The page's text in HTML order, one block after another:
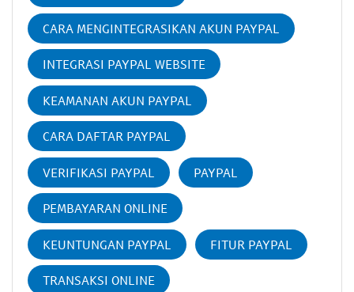
CARA MENGINTEGRASIKAN AKUN PAYPAL
INTEGRASI PAYPAL WEBSITE
KEAMANAN AKUN PAYPAL
CARA DAFTAR PAYPAL
VERIFIKASI PAYPAL PAYPAL
PEMBAYARAN ONLINE
KEUNTUNGAN PAYPAL FITUR PAYPAL
TRANSAKSI ONLINE